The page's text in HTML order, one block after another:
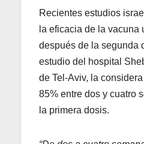
Recientes estudios
la eficacia de la vacuna
después de la segunda
estudio del hospital
de Tel-Aviv, la
85% entre dos y cuatro
la primera dosis.